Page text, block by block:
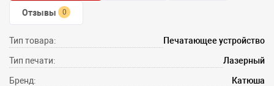
Отзывы 0
Тип товара: Печатающее устройство
Тип печати: Лазерный
Бренд: Катюша